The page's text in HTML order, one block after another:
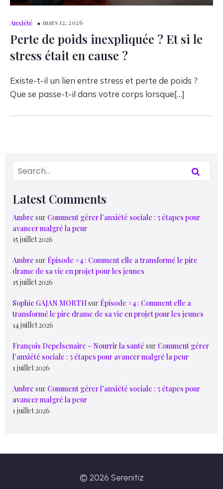
Anxiété mars 12, 2026
Perte de poids inexpliquée ? Et si le
stress était en cause ?
Existe-t-il un lien entre stress et perte de poids ?
Que se passe-t-il dans votre corps lorsque[…]
Latest Comments
Ambre sur Comment gérer l’anxiété sociale : 5 étapes pour
avancer malgré la peur
15 juillet 2026
Ambre sur Épisode #4 : Comment elle a transformé le pire
drame de sa vie en projet pour les jeunes
15 juillet 2026
Sophie GAJAN MORTHsur Épisode #4 : Comment elle a
transformé le pire drame de sa vie en projet pour les jeunes
14 juillet 2026
François Depelsenaire – Nourrir la santé sur Comment gérer
l’anxiété sociale : 5 étapes pour avancer malgré la peur
1 juillet 2026
Ambre sur Comment gérer l’anxiété sociale : 5 étapes pour
avancer malgré la peur
1 juillet 2026
© 2026 Serenitiz